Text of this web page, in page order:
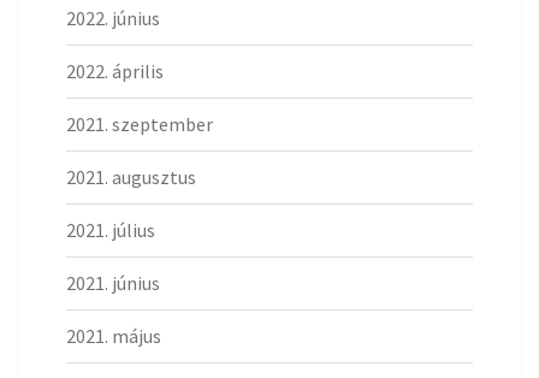
2022. június
2022. április
2021. szeptember
2021. augusztus
2021. július
2021. június
2021. május